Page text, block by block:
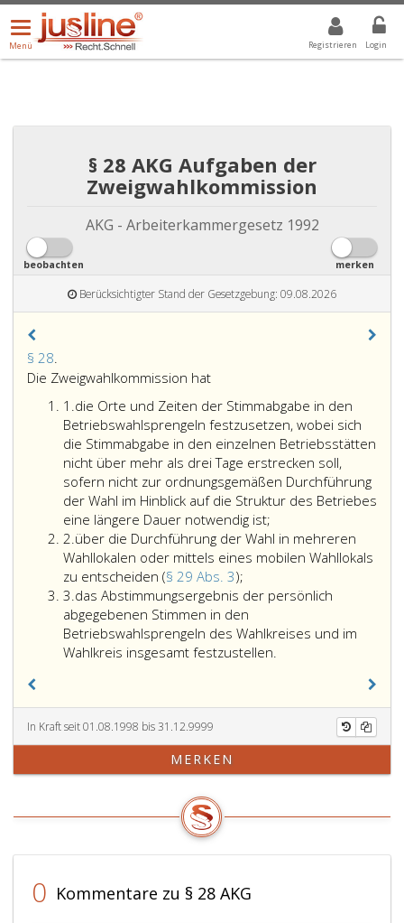
Registrieren Login
Menü
öffnen/schließen
Menü
ALLE DROPDOWN: GEWÄHLTER WERT IST ALLE
§ 28 AKG Aufgaben der
Zweigwahlkommission
AKG - Arbeiterkammergesetz 1992
beobachten merken
Berücksichtigter Stand der Gesetzgebung: 09.08.2026
§ 28.
28,
Die Zweigwahlkommission hat
1.Ziffer
eins
die Orte und Zeiten der Stimmabgabe in den
Betriebswahlsprengeln festzusetzen, wobei sich
die Stimmabgabe in den einzelnen Betriebsstätten
nicht über mehr als drei Tage erstrecken soll,
sofern nicht zur ordnungsgemäßen Durchführung
der Wahl im Hinblick auf die Struktur des Betriebes
eine längere Dauer notwendig ist;
2.Ziffer
2
über die Durchführung der Wahl in mehreren
Wahllokalen oder mittels eines mobilen Wahllokals
zu entscheiden (§ 29 Abs. 3);
die
Durchführung
der
Wahl
Wahllokalen
mittels
zu
(Paragraph
Absatz
3.Ziffer
3
das Abstimmungsergebnis der persönlich
abgegebenen Stimmen in den
Betriebswahlsprengeln des Wahlkreises und im
Wahlkreis insgesamt festzustellen.
In Kraft seit 01.08.1998 bis 31.12.9999
MERKEN
0 Kommentare zu § 28 AKG